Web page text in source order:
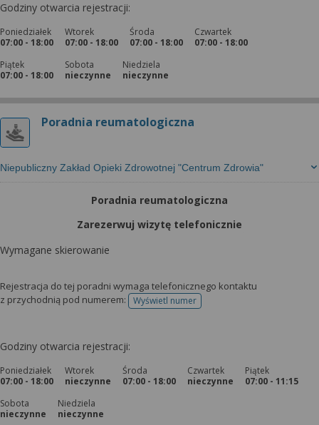
Godziny otwarcia rejestracji:
Poniedziałek
07:00 - 18:00
Wtorek
07:00 - 18:00
Środa
07:00 - 18:00
Czwartek
07:00 - 18:00
Piątek
07:00 - 18:00
Sobota
nieczynne
Niedziela
nieczynne
Poradnia reumatologiczna
Niepubliczny Zakład Opieki Zdrowotnej "Centrum Zdrowia"
Poradnia reumatologiczna
Zarezerwuj wizytę telefonicznie
Wymagane skierowanie
Rejestracja do tej poradni wymaga telefonicznego kontaktu
z przychodnią pod numerem:
Wyświetl numertelefonu do rejestracji
Godziny otwarcia rejestracji:
Poniedziałek
07:00 - 18:00
Wtorek
nieczynne
Środa
07:00 - 18:00
Czwartek
nieczynne
Piątek
07:00 - 11:15
Sobota
nieczynne
Niedziela
nieczynne